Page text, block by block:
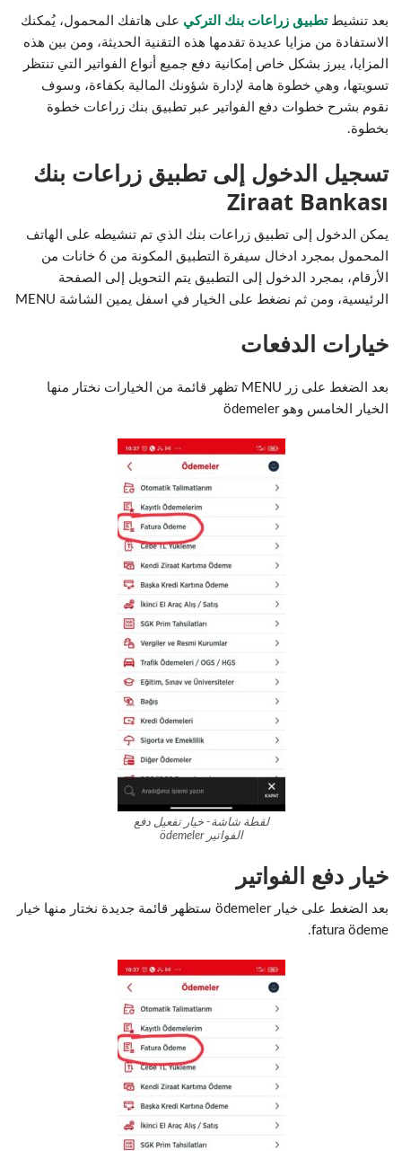
بعد تنشيطتطبيق زراعات بنك التركي على هاتفك المحمول، يُمكنك
الاستفادة من مزايا عديدة تقدمها هذه التقنية الحديثة، ومن بين هذه
المزايا، يبرز بشكل خاص إمكانية دفع جميع أنواع الفواتير التي تنتظر
تسويتها، وهي خطوة هامة لإدارة شؤونك المالية بكفاءة، وسوف
نقوم بشرح خطوات دفع الفواتير عبر تطبيق بنك زراعات خطوة
بخطوة.
تسجيل الدخول إلى تطبيق زراعات بنك
Ziraat Bankası
يمكن الدخول إلى تطبيق زراعات بنك الذي تم تنشيطه على الهاتف
المحمول بمجرد ادخال سيفرة التطبيق المكونة من 6 خانات من
الأرقام، بمجرد الدخول إلى التطبيق يتم التحويل إلى الصفحة
الرئيسية، ومن ثم نضغط على الخيار في اسفل يمين الشاشة MENU
خيارات الدفعات
بعد الضغط على زر MENU تظهر قائمة من الخيارات نختار منها
الخيار الخامس وهو ödemeler
لقطة شاشة- خيار تفعيل دفع
الفواتير ödemeler
خيار دفع الفواتير
بعد الضغط على خيار ödemeler ستظهر قائمة جديدة نختار منها خيار
fatura ödeme.